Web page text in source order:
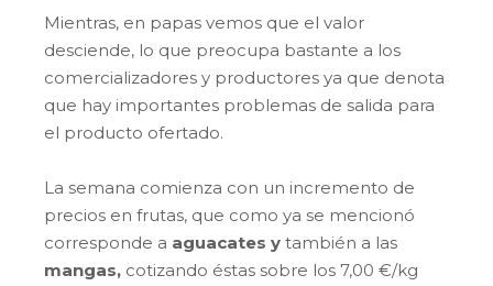
Mientras, en papas vemos que el valor
desciende, lo que preocupa bastante a los
comercializadores y productores ya que denota
que hay importantes problemas de salida para
el producto ofertado.
La semana comienza con un incremento de
precios en frutas, que como ya se mencionó
corresponde a aguacates y también a las
mangas, cotizando éstas sobre los 7,00 €/kg